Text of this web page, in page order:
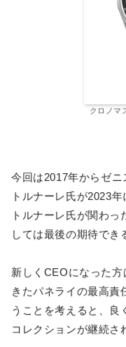
クロノマ
今回は2017年からゼニ
トルナーレ氏が2023
トルナーレ氏が関わっ
しては最後の期待でき
新しくCEOになった
きたパネライの最高責
うことを考えると、良
コレクションが継続さ